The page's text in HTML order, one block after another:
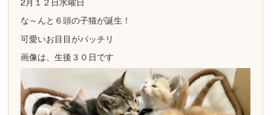
な～んと６頭の子猫が誕生！
可愛いお目目がパッチリ
画像は、生後３０日です